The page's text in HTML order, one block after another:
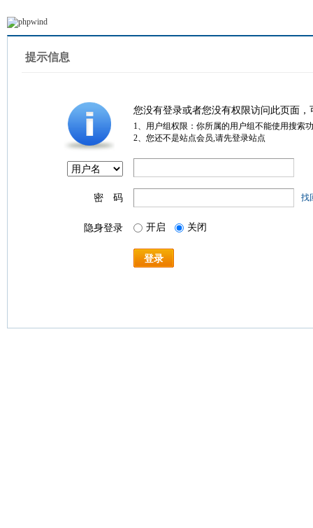
提示信息
您没有登录或者您没有权限访问此页面
1、用户组权限：你所属的用户组不能使用搜索
2、您还不是站点会员,请先登录站点
密 码 找
隐身登录 开启 关闭
登录